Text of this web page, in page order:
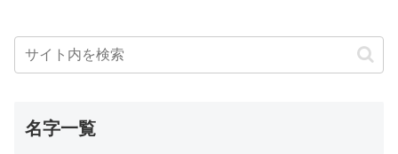
名字一覧